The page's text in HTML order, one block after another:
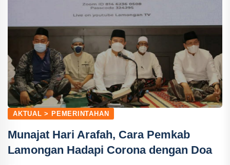
AKTUAL > PEMERINTAHAN
Munajat Hari Arafah, Cara Pemkab
Lamongan Hadapi Corona dengan Doa